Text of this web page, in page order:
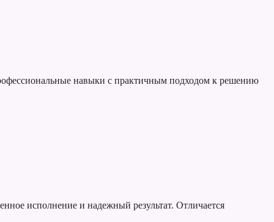
навыки с практичным подходом к решению
исполнение и надежный результат. Отличается